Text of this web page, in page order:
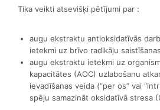
Tika veikti atsevišķi pētījumi par :
augu ekstraktu antioksidatīvās
ietekmi uz brīvo radikāļu
augu ekstraktu ietekmi uz
kapacitātes (AOC) uzlabošanu
ievadīšanas veida (“per os” vai
spēju samazināt oksidatīvā stresa